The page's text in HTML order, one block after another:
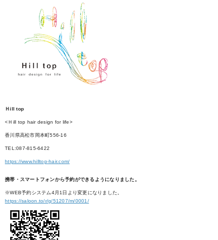
Ｈill top
<Ｈill top hair design for life>
香川県高松市岡本町556-16
TEL:087-815-6422
https://www.hilltop-hair.com/
携帯・スマートフォンから予約ができるようになりました。
※WEB予約システム4月1日より変更になりました。
https://saloon.to/r/g/51207/m/0001/